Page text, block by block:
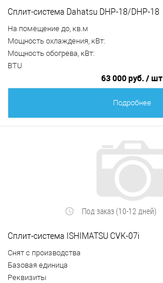
Сплит-система Dahatsu DHP-18/DHP-18
На помещение до, кв.м
Мощность охлаждения, кВт:
Мощность обогрева, кВт:
BTU
63 000 руб. / шт
Подробнее
Под заказ (10-12 дней)
Сплит-система ISHIMATSU CVK-07i
Снят с производства
Базовая единица
Реквизиты